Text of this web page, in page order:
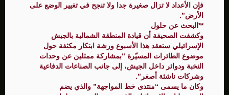
فإن الأعداد لا تزال صغيرة جدا ولا تنجح في تغيير الوضع على
الأرض”.
**البحث عن حلول
وكشفت الصحيفة أن قيادة المنطقة الشمالية بالجيش
الإسرائيلي ستعقد هذا الأسبوع ورشة ابتكار مكثفة حول
موضوع الطائرات المسيّرة “بمشاركة ممثلين عن وحدات
النخبة ودوائر داخل الجيش، إلى جانب الصناعات الدفاعية
وشركات ناشئة أصغر”.
وكان ما يسمى “منتدى خط المواجهة” والذي يضم